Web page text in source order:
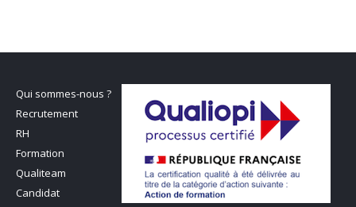
Qui sommes-nous ?
Recrutement
RH
Formation
Qualiteam
Candidat